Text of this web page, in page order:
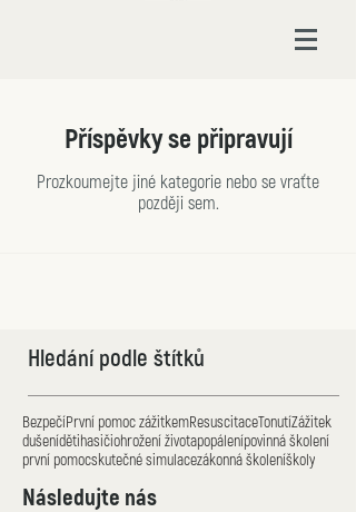
Příspěvky se připravují
Prozkoumejte jiné kategorie nebo se vraťte
později sem.
Hledání podle štítků
BezpečíPrvní pomoc zážitkemResuscitaceTonutíZážitek
dušenídětihasičiohrožení životapopálenípovinná školení
první pomocskutečné simulacezákonná školeníškoly
Následujte nás